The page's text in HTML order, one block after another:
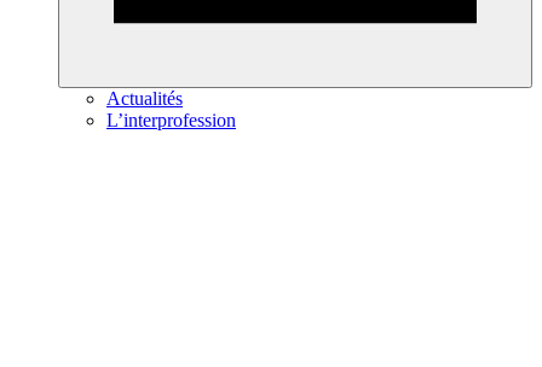
Actualités
L’interprofession